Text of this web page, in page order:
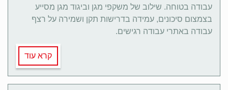
עבודה בטוחה. שילוב של משקפי מגן וביגוד מגן מסייע
בצמצום סיכונים, עמידה בדרישות תקן ושמירה על רצף
עבודה באתרי עבודה רגישים.
קרא עוד